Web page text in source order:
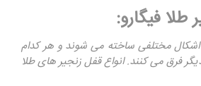
طلا فیگارو:
مختلفی ساخته می شوند و هر کدام
فرق می کنند. انواع قفل زنجیر های طلا